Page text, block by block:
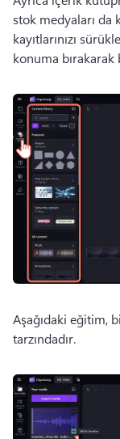
stok medyaları da
kayıtlarınızı
konuma bırakarak
Aşağıdaki eğitim,
tarzındadır.